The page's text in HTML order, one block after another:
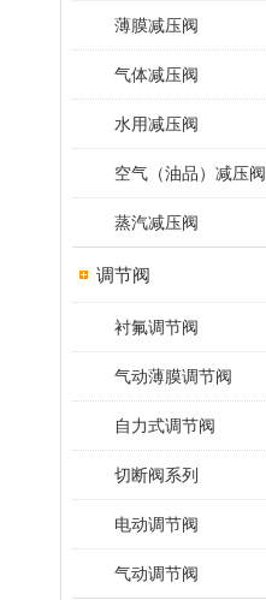
薄膜减压阀
气体减压阀
水用减压阀
空气（油品）减压阀
蒸汽减压阀
调节阀
衬氟调节阀
气动薄膜调节阀
自力式调节阀
切断阀系列
电动调节阀
气动调节阀